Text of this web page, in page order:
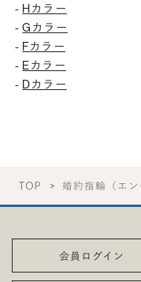
- Hカラー
-Gカラー
- Fカラー
- Eカラー
- Dカラー
TOP 婚約指輪（エ
会員ログイン